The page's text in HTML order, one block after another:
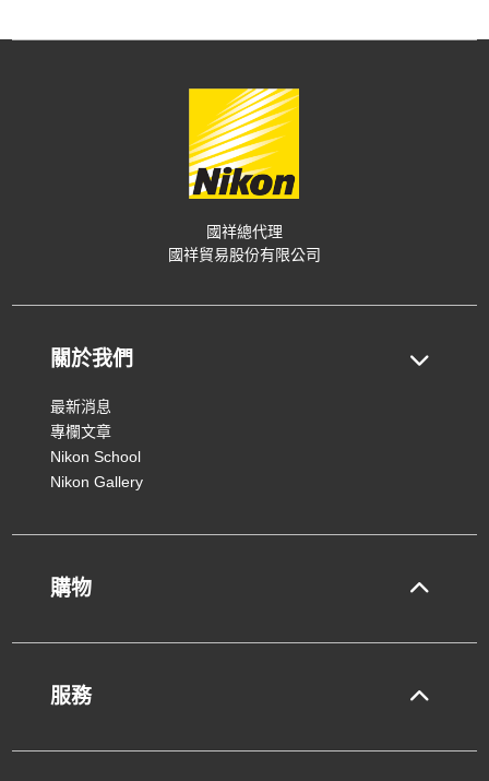
國祥總代理
國祥貿易股份有限公司
關於我們
最新消息
專欄文章
Nikon School
Nikon Gallery
購物
服務